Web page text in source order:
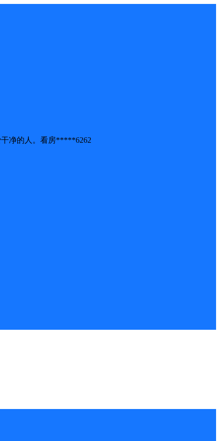
净的人。看房*****6262